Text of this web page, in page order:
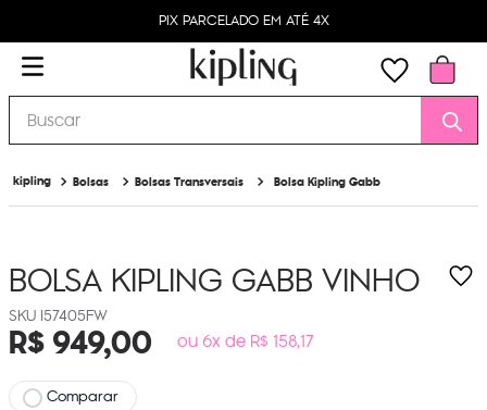
PIX PARCELADO EM ATÉ 4X
Buscar
Bolsas Bolsas Transversais Bolsa Kipling Gabb
BOLSA KIPLING GABBVINHO
I57405FW
R$949,00 ou 6x de R$ 158,17
Comparar